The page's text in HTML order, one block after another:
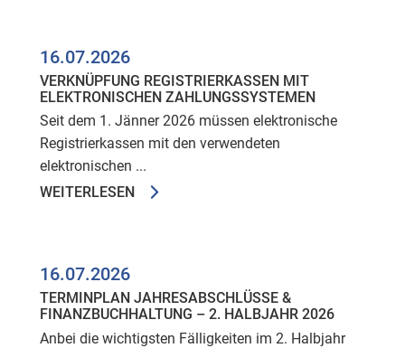
16.07.2026
VERKNÜPFUNG REGISTRIERKASSEN MIT
ELEKTRONISCHEN ZAHLUNGSSYSTEMEN
Seit dem 1. Jänner 2026 müssen elektronische
Registrierkassen mit den verwendeten
elektronischen ...
WEITERLESEN
16.07.2026
TERMINPLAN JAHRESABSCHLÜSSE &
FINANZBUCHHALTUNG – 2. HALBJAHR 2026
Anbei die wichtigsten Fälligkeiten im 2. Halbjahr